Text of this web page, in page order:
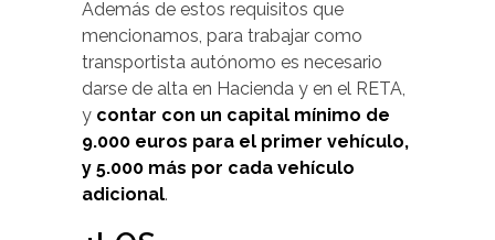
Además de estos requisitos que
mencionamos, para trabajar como
transportista autónomo es necesario
darse de alta en Hacienda y en el RETA,
y contar con un capital mínimo de
9.000 euros para el primer vehículo,
y 5.000 más por cada vehículo
adicional.